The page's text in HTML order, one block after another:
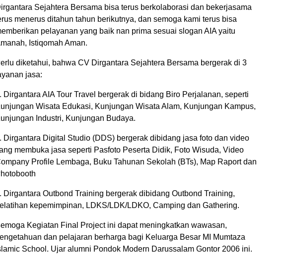
Sejahtera Bersama bisa terus berkolaborasi dan bekerjasama
menerus ditahun tahun berikutnya, dan semoga kami terus bisa
pelayanan yang baik nan prima sesuai slogan AIA yaitu
Istiqomah Aman.
diketahui, bahwa CV Dirgantara Sejahtera Bersama bergerak di 3
jasa:
Dirgantara AIA Tour Travel bergerak di bidang Biro Perjalanan, seperti
Wisata Edukasi, Kunjungan Wisata Alam, Kunjungan Kampus,
Industri, Kunjungan Budaya.
⁠Dirgantara Digital Studio (DDS) bergerak dibidang jasa foto dan video
membuka jasa seperti Pasfoto Peserta Didik, Foto Wisuda, Video
Profile Lembaga, Buku Tahunan Sekolah (BTs), Map Raport dan
⁠Dirgantara Outbond Training bergerak dibidang Outbond Training,
kepemimpinan, LDKS/LDK/LDKO, Camping dan Gathering.
Kegiatan Final Project ini dapat meningkatkan wawasan,
dan pelajaran berharga bagi Keluarga Besar MI Mumtaza
School. Ujar alumni Pondok Modern Darussalam Gontor 2006 ini.